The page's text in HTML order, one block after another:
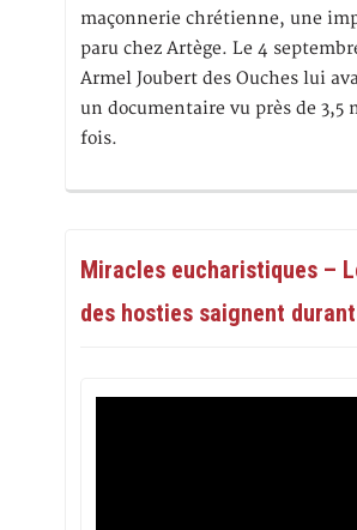
maçonnerie chrétienne, une
paru chez Artège. Le 4
Armel Joubert des Ouches lui
un documentaire vu près de 3,5
fois.
Miracles eucharistiques –
des hosties saignent